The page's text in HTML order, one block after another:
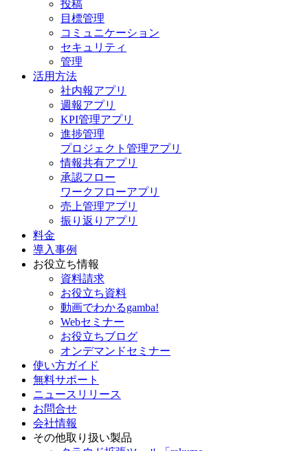
投稿
目標管理
コミュニケーション
セキュリティ
管理
活用方法
社内報アプリ
週報アプリ
KPI管理アプリ
進捗管理
プロジェクト管理アプリ
情報共有アプリ
承認フロー
ワークフローアプリ
売上管理アプリ
振り返りアプリ
料金
導入事例
お役立ち情報
資料請求
お役立ち資料
動画でわかるgamba!
Webセミナー
お役立ちブログ
オンデマンドセミナー
使い方ガイド
無料サポート
ニュースリリース
お問合せ
会社情報
その他取り扱い製品